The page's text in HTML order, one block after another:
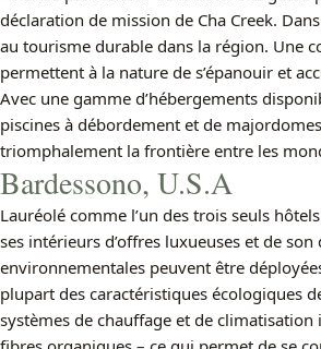
déclaration de mission de Cha Creek.
au tourisme durable dans la région. Une
permettent à la nature de s’épanouir et
Avec une gamme d’hébergements
piscines à débordement et de
triomphalement la frontière entre les
Bardessono, U.S.A
Lauréolé comme l’un des trois seuls
ses intérieurs d’offres luxueuses et de
environnementales peuvent être
plupart des caractéristiques écologiques
systèmes de chauffage et de